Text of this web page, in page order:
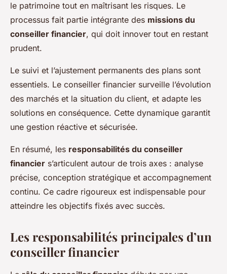
le patrimoine tout en maîtrisant les risques. Le
processus fait partie intégrante des missions du
conseiller financier, qui doit innover tout en restant
prudent.
Le suivi et l’ajustement permanents des plans sont
essentiels. Le conseiller financier surveille l’évolution
des marchés et la situation du client, et adapte les
solutions en conséquence. Cette dynamique garantit
une gestion réactive et sécurisée.
En résumé, les responsabilités du conseiller
financier s’articulent autour de trois axes : analyse
précise, conception stratégique et accompagnement
continu. Ce cadre rigoureux est indispensable pour
atteindre les objectifs fixés avec succès.
Les responsabilités principales d’un
conseiller financier